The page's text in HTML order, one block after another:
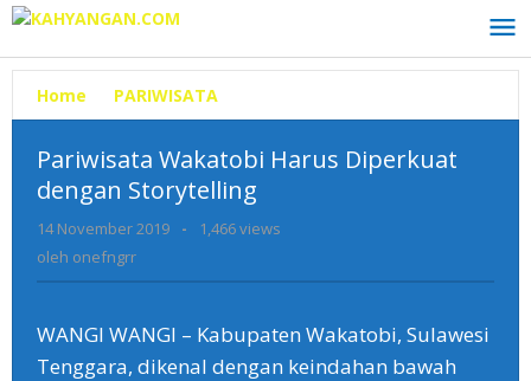
Lewati
konten
Home
PARIWISATA
Wakatobi
Harus
Diperkuat
dengan
Storytelling
Pariwisata Wakatobi Harus Diperkuat
dengan Storytelling
14 November 2019
oleh
-
1,466 views
oleh onefngrr
WANGI WANGI – Kabupaten Wakatobi, Sulawesi
Tenggara, dikenal dengan keindahan bawah